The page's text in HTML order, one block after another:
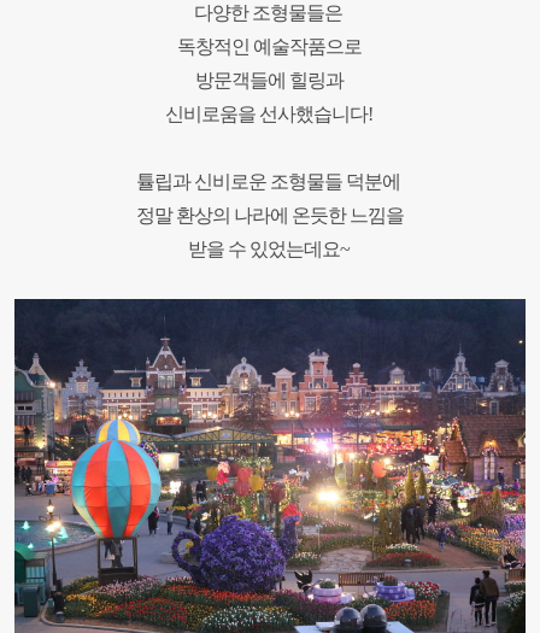
다양한 조형물들은
독창적인 예술작품으로
방문객들에 힐링과
신비로움을 선사했습니다!
튤립과 신비로운 조형물들 덕분에
정말 환상의 나라에 온듯한 느낌을
받을 수 있었는데요~